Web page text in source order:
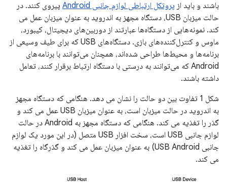
باشند و باید از پروتکل ارتباطی لوازم جانبی Android
پیروی کنند. در
حالت میزبان USB، دستگاه مجهز به اندروید به عنوان میزبان عمل می
کند. نمونه‌هایی از دستگاه‌ها عبارتند از دوربین‌های دیجیتال، کیبورد،
ماوس و کنترل‌کننده‌های بازی. دستگاه‌های USB که برای طیف وسیعی از
برنامه‌ها و محیط‌ها طراحی شده‌اند، همچنان می‌توانند با برنامه‌های
Android که می‌توانند به درستی با دستگاه ارتباط برقرار کنند، تعامل
داشته باشند.
شکل 1 تفاوت بین دو حالت را نشان می دهد. هنگامی که دستگاه مجهز
به اندروید در حالت میزبان است، به عنوان میزبان USB عمل می کند و
گذر را تغذیه می کند. هنگامی که دستگاه مجهز به Android در حالت
لوازم جانبی USB است، سخت افزار USB متصل (در این مورد یک لوازم
جانبی USB Android) به عنوان میزبان عمل می کند و گذرگاه را تغذیه
می کند.